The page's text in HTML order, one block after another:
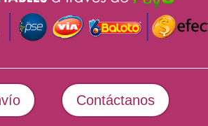
Contáctanos